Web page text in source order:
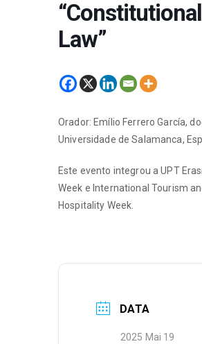
“Constitutional
Law”
Orador: Emílio Ferrero García,
Universidade de Salamanca,
Este evento integrou a UPT
Week e International Tourism
Hospitality Week.
DATA
2025 Mai 19